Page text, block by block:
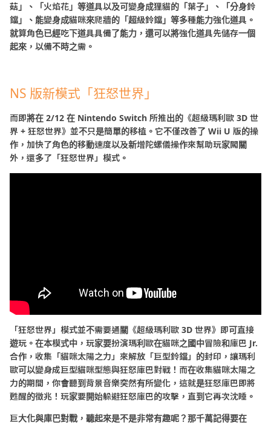
菇」、「火焰花」等道具以及可變身成狸貓的「葉子」、「分身鈴
鐺」、能變身成貓咪來爬牆的「超級鈴鐺」等多種能力強化道具。
就算角色已經吃下道具具備了能力，還可以將強化道具先儲存一個
起來，以備不時之需。
NS 版新模式「狂怒世界」
而即將在 2/12 在 Nintendo Switch 所推出的《超級瑪利歐 3D 世
界 + 狂怒世界》並不只是簡單的移植。它不僅改善了 Wii U 版的操
作，加快了角色的移動速度以及新增陀螺儀操作來幫助玩家闖關
外，還多了「狂怒世界」模式。
「狂怒世界」模式並不需要通關《超級瑪利歐 3D 世界》即可直接
遊玩。在本模式中，玩家要扮演瑪利歐在貓咪之國中冒險和庫巴 Jr.
合作，收集「貓咪太陽之力」來解放「巨型鈴鐺」的封印，讓瑪利
歐可以變身成巨型貓咪型態與狂怒庫巴對戰！而在收集貓咪太陽之
力的期間，你會聽到背景音樂突然有所變化，這就是狂怒庫巴即將
甦醒的徵兆！玩家要開始躲避狂怒庫巴的攻擊，直到它再次沈睡。
巨大化與庫巴對戰，聽起來是不是非常有趣呢？那千萬記得要在